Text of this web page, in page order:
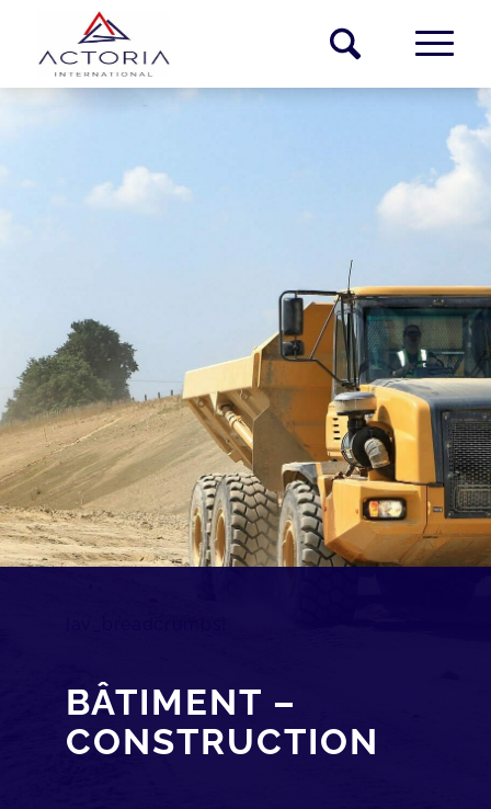
BÂTIMENT –
CONSTRUCTION